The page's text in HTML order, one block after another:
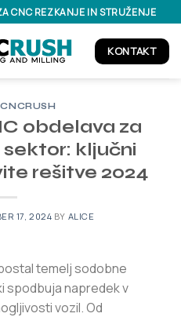
CNC REZKANJE IN STRUŽENJE
KONTAKT
obdelava za
ključni
rešitve 2024
17, 2024 BY ALICE
temelj sodobne
spodbuja napredek v
vozil. Od